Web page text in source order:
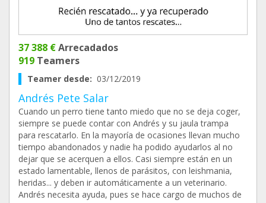
37 388 €Arrecadados
919 Teamers
Teamer desde: 03/12/2019
Andrés Pete Salar
Cuando un perro tiene tanto miedo que no se deja coger,
siempre se puede contar con Andrés y su jaula trampa
para rescatarlo. En la mayoría de ocasiones llevan mucho
tiempo abandonados y nadie ha podido ayudarlos al no
dejar que se acerquen a ellos. Casi siempre están en un
estado lamentable, llenos de parásitos, con leishmania,
heridas... y deben ir automáticamente a un veterinario.
Andrés necesita ayuda, pues se hace cargo de muchos de